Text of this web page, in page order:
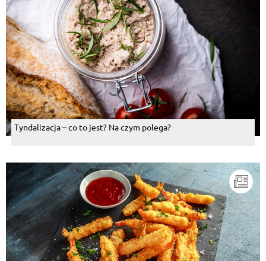
Tyndalizacja – co to jest? Na czym polega?